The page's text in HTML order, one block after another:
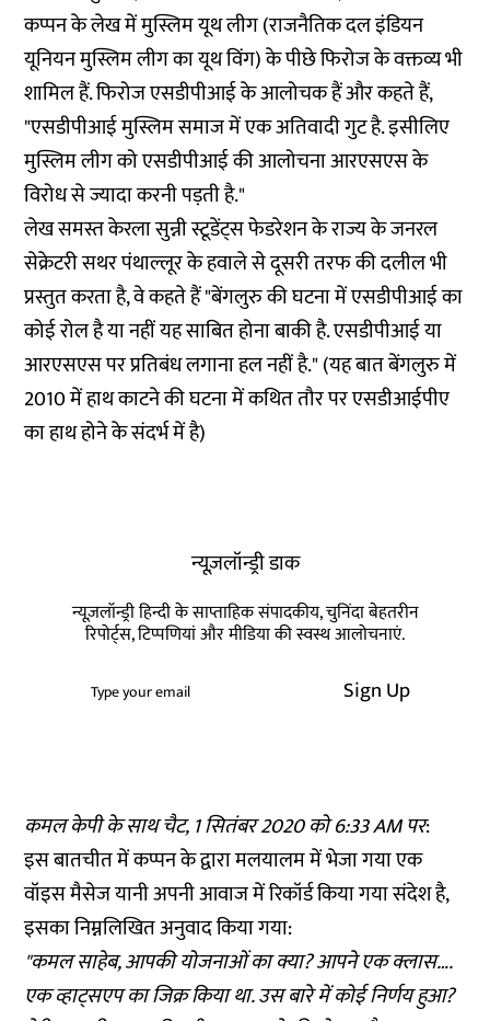
कप्पन के लेख में मुस्लिम यूथ लीग (राजनैतिक दल इंडियन
यूनियन मुस्लिम लीग का यूथ विंग) के पीछे फिरोज के वक्तव्य भी
शामिल हैं. फिरोज एसडीपीआई के आलोचक हैं और कहते हैं,
"एसडीपीआई मुस्लिम समाज में एक अतिवादी गुट है. इसीलिए
मुस्लिम लीग को एसडीपीआई की आलोचना आरएसएस के
विरोध से ज्यादा करनी पड़ती है."
लेख समस्त केरला सुन्नी स्टूडेंट्स फेडरेशन के राज्य के जनरल
सेक्रेटरी सथर पंथाल्लूर के हवाले से दूसरी तरफ की दलील भी
प्रस्तुत करता है, वे कहते हैं "बेंगलुरु की घटना में एसडीपीआई का
कोई रोल है या नहीं यह साबित होना बाकी है. एसडीपीआई या
आरएसएस पर प्रतिबंध लगाना हल नहीं है." (यह बात बेंगलुरु में
2010 में हाथ काटने की घटना में कथित तौर पर एसडीआईपीए
काहाथ होने के संदर्भमें है)
न्यूज़लॉन्ड्री डाक
न्यूज़लॉन्ड्री हिन्दी के साप्ताहिक संपादकीय, चुनिंदा बेहतरीन
रिपोर्ट्स, टिप्पणियां और मीडिया की स्वस्थ आलोचनाएं.
Sign Up
कमल केपी के साथ चैट, 1 सितंबर 2020 को 6:33 AM पर:
इस बातचीत में कप्पन के द्वारा मलयालम में भेजा गया एक
वॉइस मैसेज यानी अपनी आवाज में रिकॉर्ड किया गया संदेश है,
इसका निम्नलिखित अनुवाद किया गया:
"कमल साहेब, आपकी योजनाओं का क्या? आपने एक क्लास….
एक व्हाट्सएप का जिक्र किया था. उस बारे में कोई निर्णय हुआ?